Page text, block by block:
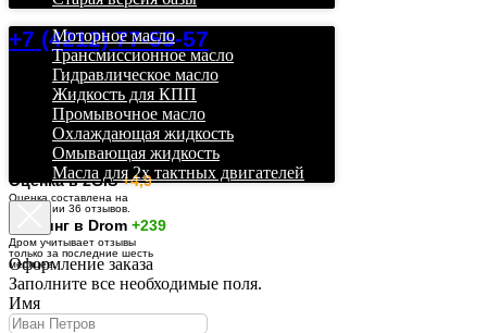
+7 (4212) 77-55-57
Оценка в 2GIS+4,9
Оценка составлена на
основании 36 отзывов.
Рейтинг в Drom +239
Дром учитывает отзывы
только за последние шесть
месяцев.
Моторное масло
Трансмиссионное масло
Гидравлическое масло
Жидкость для КПП
Промывочное масло
Охлаждающая жидкость
Омывающая жидкость
Масла для 2х тактных двигателей
Оформление заказа
Заполните все необходимые поля.
Имя